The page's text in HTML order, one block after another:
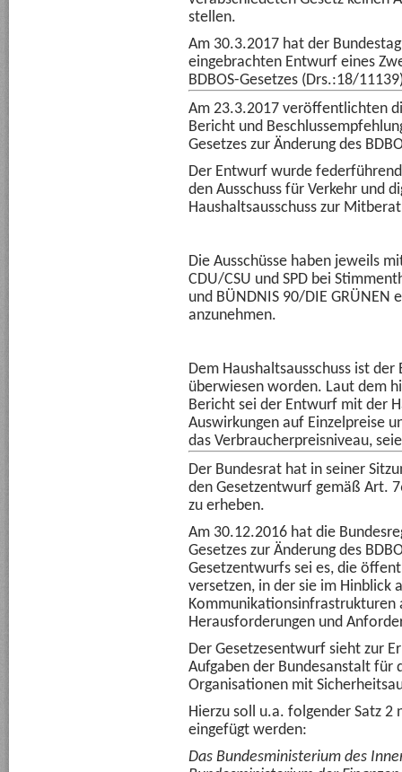
stellen.
Am 30.3.2017 hat der
eingebrachten Entwurf eines
BDBOS-Gesetzes (Drs.:18/
Am 23.3.2017 veröffentlichten
Bericht und
Gesetzes zur Änderung des
Der Entwurf wurde
den Ausschuss für Verkehr und
Haushaltsausschuss zur
Die Ausschüsse haben jeweils
CDU/CSU und SPD bei
und BÜNDNIS 90/DIE
anzunehmen.
Dem Haushaltsausschuss ist
überwiesen worden. Laut dem
Bericht sei der Entwurf mit der
Auswirkungen auf Einzelpreise
das Verbraucherpreisniveau,
Der Bundesrat hat in seiner
den Gesetzentwurf gemäß Art.
zu erheben.
Am 30.12.2016 hat die
Gesetzes zur Änderung des
Gesetzentwurfs sei es, die
versetzen, in der sie im Hinblick
Kommunikationsinfrastrukturen
Herausforderungen und
Der Gesetzesentwurf sieht zur
Aufgaben der Bundesanstalt für
Organisationen mit
Hierzu soll u.a. folgender Satz 2
eingefügt werden:
Das Bundesministerium des